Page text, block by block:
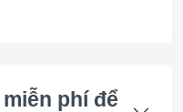
phí để